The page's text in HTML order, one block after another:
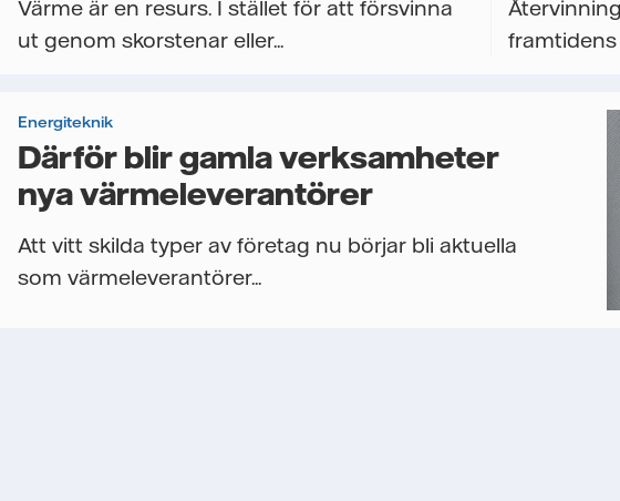
Värme är en resurs. I stället för att försvinna
ut genom skorstenar eller...
framtidens
Energiteknik
Därför blir gamla verksamheter
nya värmeleverantörer
Att vitt skilda typer av företag nu börjar bli aktuella
som värmeleverantörer...